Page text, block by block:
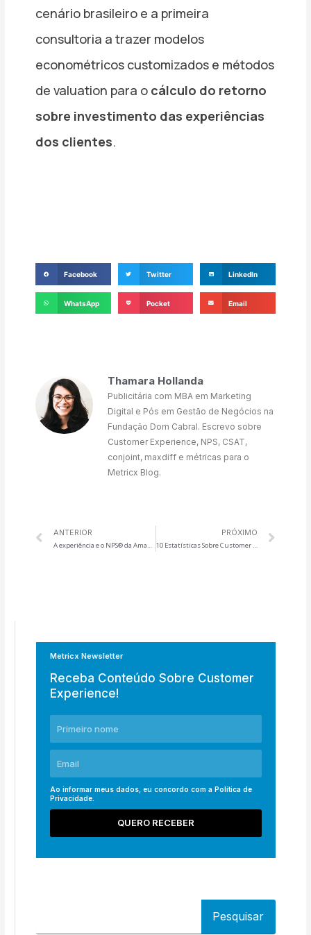
cenário brasileiro e a primeira
consultoria a trazer modelos
econométricos customizados e métodos
de valuation para o cálculo do retorno
sobre investimento das experiências
dos clientes.
Facebook Twitter LinkedIn
WhatsApp Pocket Email
Thamara Hollanda
Publicitária com MBA em Marketing
Digital e Pós em Gestão de Negócios na
Fundação Dom Cabral. Escrevo sobre
Customer Experience, NPS, CSAT,
conjoint, maxdiff e métricas para o
Metricx Blog.
ANTERIOR
A experiência e o NPS® da Amazon Prime
PRÓXIMO
10 Estatísticas Sobre Customer Experience em 2020
Metricx Newsletter
Receba Conteúdo Sobre Customer
Experience!
Ao informar meus dados, eu concordo com aPolítica de
Privacidade
QUERO RECEBER
Pesquisar